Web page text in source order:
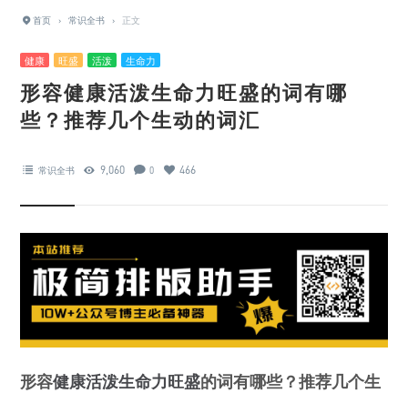
首页 › 常识全书 › 正文
健康 旺盛 活泼 生命力
形容健康活泼生命力旺盛的词有哪
些？推荐几个生动的词汇
常识全书 9,060 0 466
形容健康活泼生命力旺盛的词有哪些？推荐几个生